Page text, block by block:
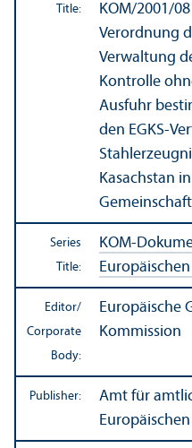
Title: KOM/2001/
Verordnung
Verwaltung
Kontrolle
Ausfuhr
den EGKS-
Kasachstan
Gemeinschaft
Series
Title:
KOM-
Editor/
Corporate
Body:
Europäische
Kommission
Publisher:
Amt für